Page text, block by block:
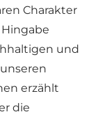
Charakter
und
erzählt
die